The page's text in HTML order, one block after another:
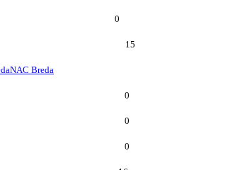
0
15
NAC Breda
0
0
0